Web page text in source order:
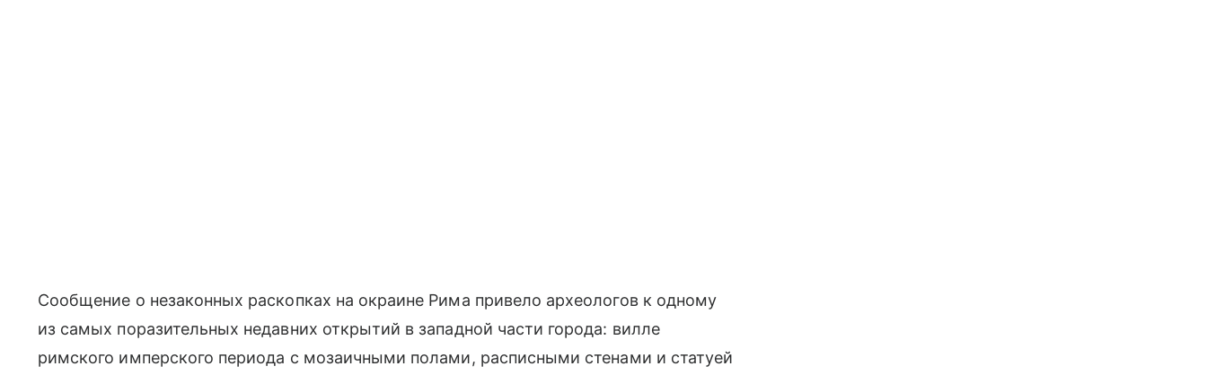
Сообщение о незаконных раскопках на окраине Рима привело археологов к одному
из самых поразительных недавних открытий в западной части города: вилле
римского имперского периода с мозаичными полами, расписными стенами и статуей